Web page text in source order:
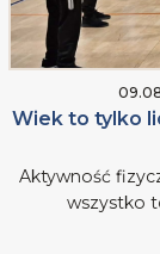
Wiek to tylko
Aktywność
wszystko